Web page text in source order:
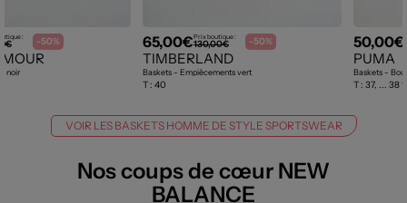
: -50%
noir
65,00€Prix boutique :
130,00€ -50%
TIMBERLAND
Baskets - Empiècements vert
T : 40
50,00€
PUMA
Baskets -
T : 37, ... 38
VOIR LES BASKETS HOMME DE STYLE SPORTSWEAR
Nos coups de cœur NEW
BALANCE